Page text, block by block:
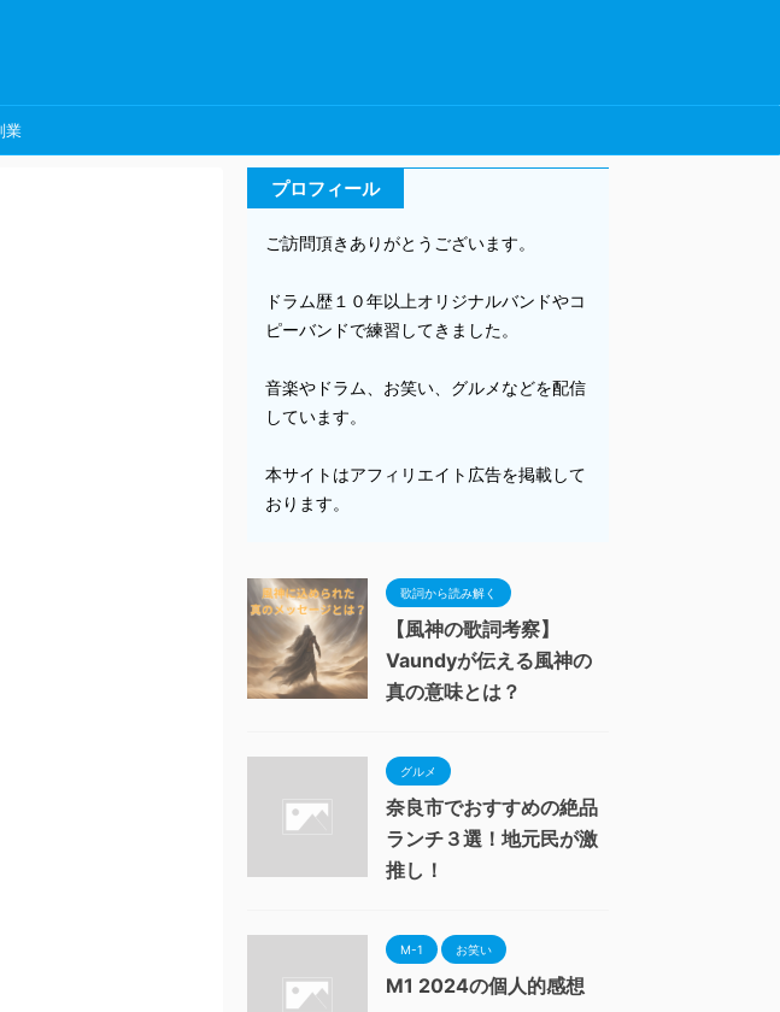
業
プロフィール
ご訪問頂きありがとうございます。
ドラム歴１０年以上オリジナルバンドやコ
ピーバンドで練習してきました。
音楽やドラム、お笑い、グルメなどを配信
しています。
本サイトはアフィリエイト広告を掲載して
おります。
歌詞から読み解く
【風神の歌詞考察】
Vaundyが伝える風神の
真の意味とは？
グルメ
奈良市でおすすめの絶品
ランチ３選！地元民が激
推し！
M-1 お笑い
M1 2024の個人的感想